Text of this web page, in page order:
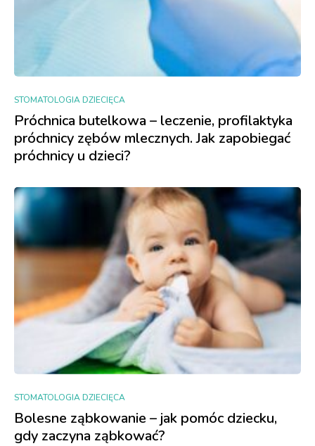
STOMATOLOGIA DZIECIĘCA
Próchnica butelkowa – leczenie, profilaktyka
próchnicy zębów mlecznych. Jak zapobiegać
próchnicy u dzieci?
STOMATOLOGIA DZIECIĘCA
Bolesne ząbkowanie – jak pomóc dziecku,
gdy zaczyna ząbkować?